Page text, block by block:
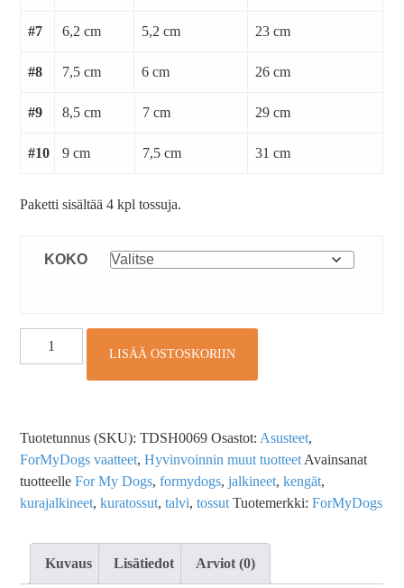
#7 6,2 cm 5,2 cm 23 cm
#8 7,5 cm 6 cm 26 cm
#9 8,5 cm 7 cm 29 cm
#10 9 cm 7,5 cm 31 cm
Paketti sisältää 4 kpl tossuja.
KOKO
LISÄÄ OSTOSKORIIN
Tuotetunnus (SKU):TDSH0069 Osastot: Asusteet,
ForMyDogs vaatteet,Hyvinvoinnin muut tuotteet Avainsanat
tuotteelleFor My Dogs,formydogs,jalkineet,kengät,
kurajalkineet,kuratossut,talvi,tossut Tuotemerkki:ForMyDogs
Kuvaus Lisätiedot Arviot (0)